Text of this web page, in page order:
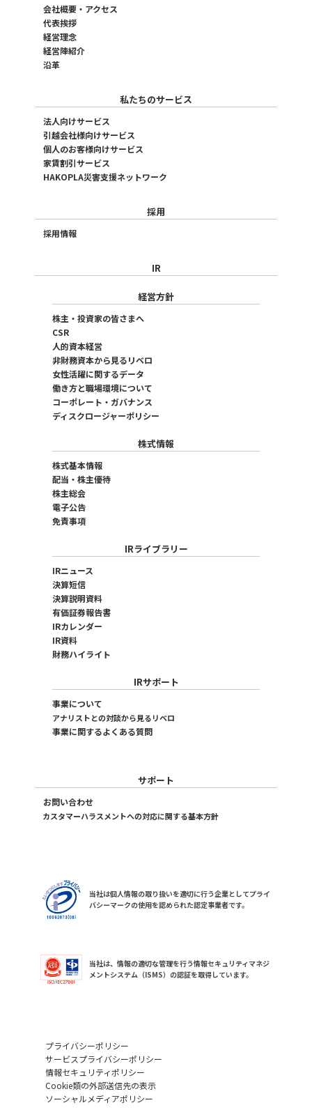
会社概要・アクセス
代表挨拶
経営理念
経営陣紹介
沿革
私たちのサービス
法人向けサービス
引越会社様向けサービス
個人のお客様向けサービス
家賃割引サービス
HAKOPLA災害支援ネットワーク
採用
採用情報
IR
経営方針
株主・投資家の皆さまへ
CSR
人的資本経営
非財務資本から見るリベロ
女性活躍に関するデータ
働き方と職場環境について
コーポレート・ガバナンス
ディスクロージャーポリシー
株式情報
株式基本情報
配当・株主優待
株主総会
電子公告
免責事項
IRライブラリー
IRニュース
決算短信
決算説明資料
有価証券報告書
IRカレンダー
IR資料
財務ハイライト
IRサポート
事業について
アナリストとの対談から見るリベロ
事業に関するよくある質問
サポート
お問い合わせ
カスタマーハラスメントへの対応に関する基本方針
当社は個人情報の取り扱いを適切に行う企業としてプライ
バシーマークの使用を認められた認定事業者です。
当社は、情報の適切な管理を行う情報セキュリティマネジ
メントシステム（ISMS）の認証を取得しています。
プライバシーポリシー
サービスプライバシーポリシー
情報セキュリティポリシー
Cookie類の外部送信先の表示
ソーシャルメディアポリシー